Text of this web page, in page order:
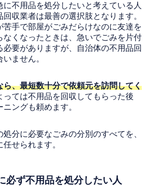
に不用品を処分したいと考えている人
収業者は最善の選択肢となります。
苦手で部屋がごみだらけなのに友達を
なくなったときは、急いでごみを片付
必要がありますが、自治体の不用品回
ません。
ら、最短数十分で依頼元を訪問してく
っては不用品を回収してもらった後
ングも頼めます。
処分に必要なごみの分別のすべてを、
せられます。
ず不用品を処分したい人